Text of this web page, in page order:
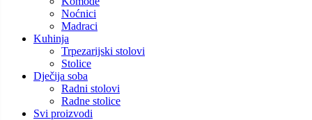
Noćnici
Madraci
Kuhinja
Trpezarijski stolovi
Stolice
Dječija soba
Radni stolovi
Radne stolice
Svi proizvodi